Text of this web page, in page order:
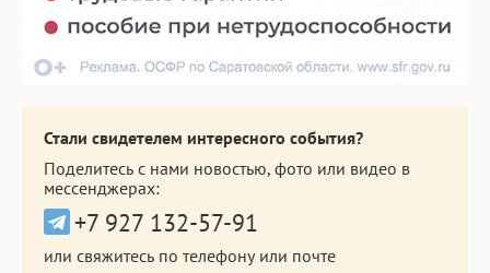
Стали свидетелем интересного события?
Поделитесь с нами новостью, фото или видео в
мессенджерах:
+7 927 132-57-91
или свяжитесь по телефону или почте